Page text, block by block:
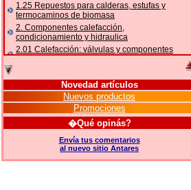
1.25 Repuestos para calderas, estufas y
termocaminos de biomasa
2. Componentes calefacción,
condicionamiento y hidraulica
2.01 Calefacción: válvulas y componentes
accesorios
2.10 Termorregulación instalaciones
2.15 Acondicionamiento: válvulas y
componentes relacionados y complementarios
2.16 Gas: componentes para tubería,
relacionados y complementarios
2.17 Gasóleo: componentes para tubería,
relacionados y complementarios
Novedad artículos
Nuevos productos
Promociones
�Qué opinás?
Envía tus comentarios
al nuevo sitio Antares